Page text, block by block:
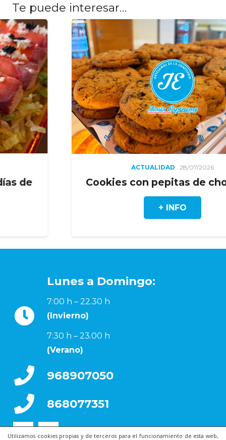
Utilizamos cookies propias y de terceros para el funcionamiento de esta web,
Te puede interesar…
28/07/2026
Cookies con pepitas de chocolate
Lunes a Domingo:
7:00 h – 22.30 h
(Invierno)
7:30 h – 23.00 h
(Verano)
968907050
868077351